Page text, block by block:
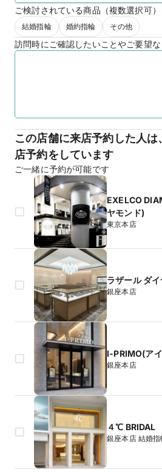
ご検討されている商品（複数選択可）
結婚指輪 婚約指輪 その他
訪問時にご確認したいことやご要望
この店舗に来店予約した人
店予約をしています
ご一緒に予約が可能です
EXELCO
ヤモンド)
東京本店
ラザール ダ
銀座本店
I-PRIMO(ア
銀座本店
４℃ BRIDAL
銀座本店 結婚